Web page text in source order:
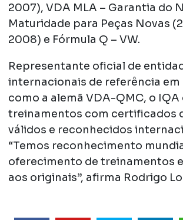
2007), VDA MLA – Garantia do
Maturidade para Peças Novas
2008) e Fórmula Q – VW.
Representante oficial de
internacionais de referência em
como a alemã VDA-QMC, o
treinamentos com certificados
válidos e reconhecidos
“Temos reconhecimento
oferecimento de treinamentos
aos originais”, afirma Rodrigo